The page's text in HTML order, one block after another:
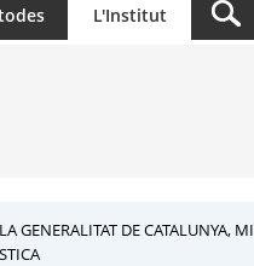
L'Institut
GENERALITAT DE CATALUNYA,